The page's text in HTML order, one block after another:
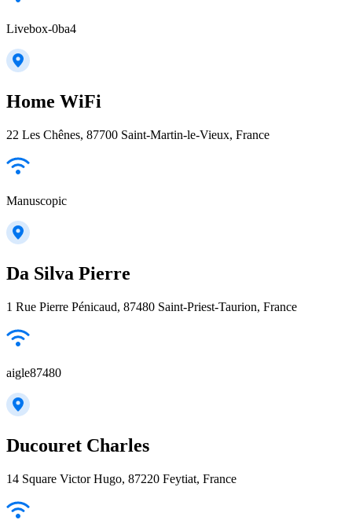
Livebox-0ba4
Home WiFi
22 Les Chênes, 87700 Saint-Martin-le-Vieux, France
Manuscopic
Da Silva Pierre
1 Rue Pierre Pénicaud, 87480 Saint-Priest-Taurion, France
aigle87480
Ducouret Charles
14 Square Victor Hugo, 87220 Feytiat, France